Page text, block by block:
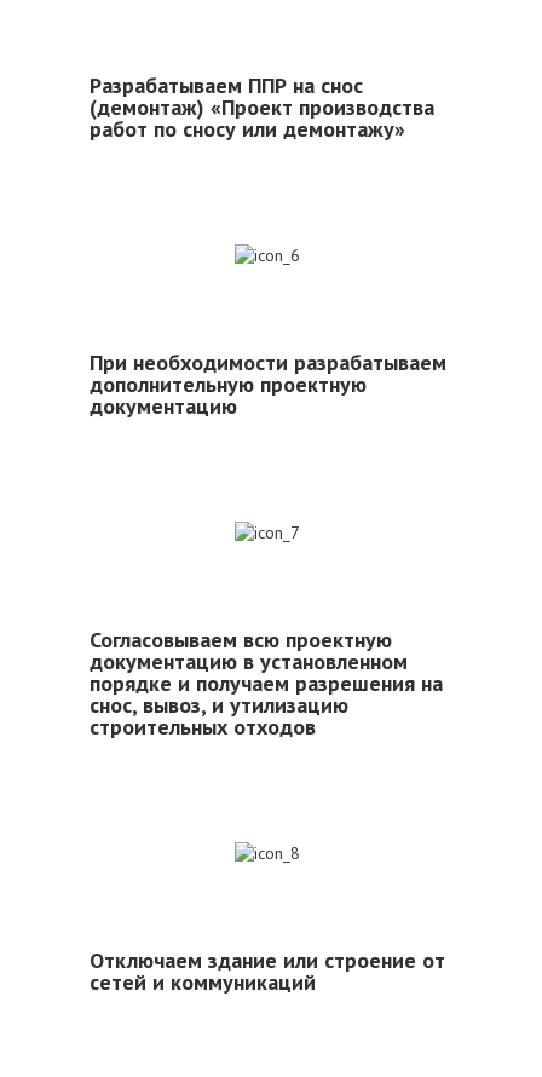
Разрабатываем ППР на снос
(демонтаж) «Проект производства
работ по сносу или демонтажу»
При необходимости разрабатываем
дополнительную проектную
документацию
Согласовываем всю проектную
документацию в установленном
порядке и получаем разрешения на
снос, вывоз, и утилизацию
строительных отходов
Отключаем здание или строение от
сетей и коммуникаций